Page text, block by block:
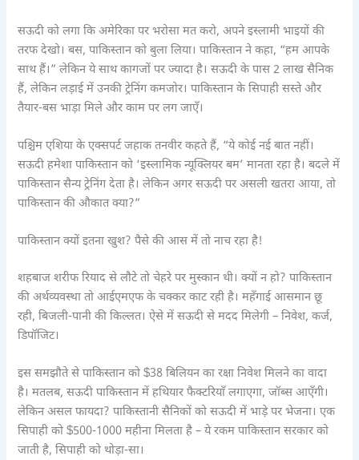
सऊदी को लगा कि अमेरिका पर भरोसा मत करो, अपने इस्लामी भाइयों की
तरफ देखो। बस, पाकिस्तान को बुला लिया। पाकिस्तान ने कहा, “हम आपके
साथ हैं।” लेकिन ये साथ कागजों पर ज्यादा है। सऊदी के पास 2 लाख सैनिक
हैं, लेकिन लड़ाई में उनकी ट्रेनिंग कमजोर। पाकिस्तान के सिपाही सस्ते और
तैयार-बस भाड़ा मिले और काम पर लग जाएँ।
पश्चिम एशिया के एक्सपर्ट जहाक तनवीर कहते हैं, “ये कोई नई बात नहीं।
सऊदी हमेशा पाकिस्तान को ‘इस्लामिक न्यूक्लियर बम’ मानता रहा है। बदले में
पाकिस्तान सैन्य ट्रेनिंग देता है। लेकिन अगर सऊदी पर असली खतरा आया, तो
पाकिस्तान की औकात क्या?”
पाकिस्तान क्यों इतना खुश? पैसे की आस में तो नाच रहा है!
शहबाज शरीफ रियाद से लौटे तो चेहरे पर मुस्कान थी। क्यों न हो? पाकिस्तान
की अर्थव्यवस्था तो आईएमएफ के चक्कर काट रही है। महँगाई आसमान छू
रही, बिजली-पानी की किल्लत। ऐसे में सऊदी से मदद मिलेगी – निवेश, कर्ज,
डिपॉजिट।
इस समझौते से पाकिस्तान को $38 बिलियन का रक्षा निवेश मिलने का वादा
है। मतलब, सऊदी पाकिस्तान में हथियार फैक्टरियाँ लगाएगा, जॉब्स आएँगी।
लेकिन असल फायदा? पाकिस्तानी सैनिकों को सऊदी में भाड़े पर भेजना। एक
सिपाही को $500-1000 महीना मिलता है – ये रकम पाकिस्तान सरकार को
जाती है, सिपाही को थोड़ा-सा।